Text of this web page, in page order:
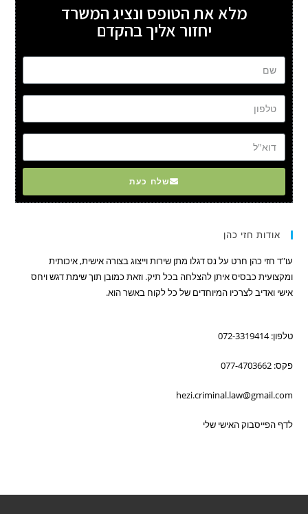
מלא את הטופס ונציג המשרד
יחזור אליך בהקדם
שלח כעת
אודות חזי כהן
עו"ד חזי כהן חרט על נס דגלו מתן שירות וייצוג בצורה אישית, איכותית
ומקצועית כבסיס איתן להצלחה בכל תיק. וזאת כמובן תוך שימת דגש ויחס
אישי ואדיב לצרכיו המיוחדים של כל לקוח באשר הוא.
טלפון: 072-3319414
פקס: 077-4703662
hezi.criminal.law@gmail.com
לדף הפייסבוק האישי שלי